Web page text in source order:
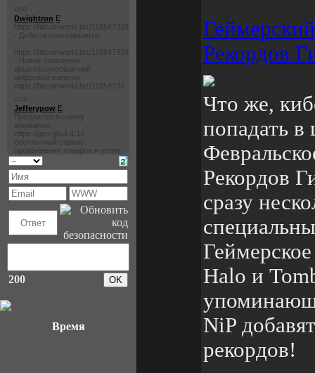
200
Время
Рекордов
Что же,
попадать
Рекордов
сразу
Halo и
NiP
рекордов!